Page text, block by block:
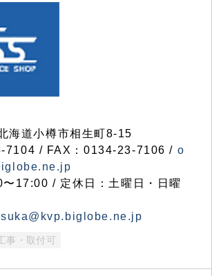
道小樽市相生町8-15
7104 / FAX：0134-23-7106 / o
17:00 / 定休日：土曜日・日曜
事・取付可